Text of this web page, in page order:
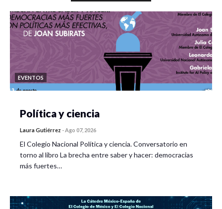
EVENTOS
Política y ciencia
Laura Gutiérrez -Ago 07, 2026
El Colegio Nacional Política y ciencia. Conversatorio en
torno al libro La brecha entre saber y hacer: democracias
más fuertes…